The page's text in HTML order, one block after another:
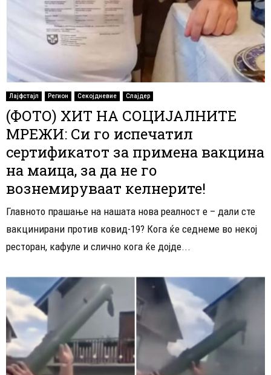
Лајфстајл Регион Секојдневие Слајдер
(ФОТО) ХИТ НА СОЦИЈАЛНИТЕ
МРЕЖИ: Си го испечатил
сертификатот за примена вакцина
на маица, за да не го
вознемируваат келнерите!
Главното прашање на нашата нова реалност е – дали сте
вакцинирани против ковид-19? Кога ќе седнеме во некој
ресторан, кафуле и слично кога ќе дојде...